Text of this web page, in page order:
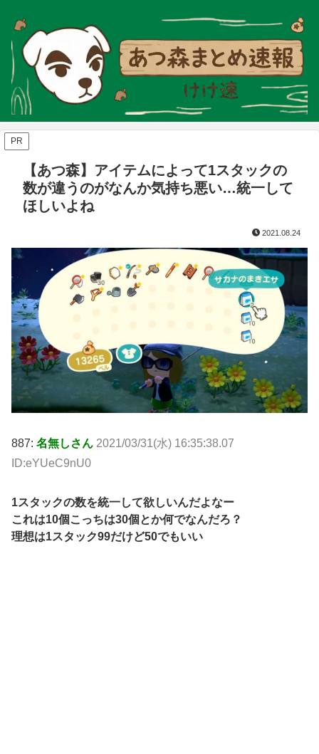
PR
【あつ森】アイテムによって1スタックの
数が違うのがなんか気持ち悪い…統一して
ほしいよね
2021.08.24
887: 名無しさん 2021/03/31(水) 16:35:38.07
ID:eYUeC9nU0
1スタックの数を統一して欲しいんだよなー
これは10個こっちは30個とか何でなんだろ？
理想は1スタック99だけど50でもいい